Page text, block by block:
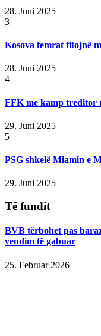
28. Juni 2025
3
Kosova femrat fitojnë
28. Juni 2025
4
FFK me kamp treditor
29. Juni 2025
5
PSG shkelë Miamin e
29. Juni 2025
Të fundit
BVB tërbohet pas
vendim të gabuar
25. Februar 2026